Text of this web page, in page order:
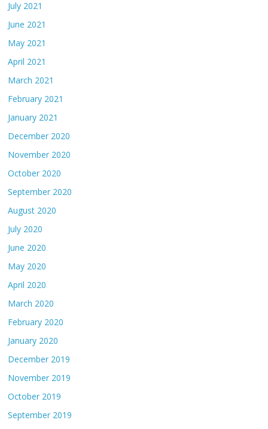
July 2021
June 2021
May 2021
April 2021
March 2021
February 2021
January 2021
December 2020
November 2020
October 2020
September 2020
August 2020
July 2020
June 2020
May 2020
April 2020
March 2020
February 2020
January 2020
December 2019
November 2019
October 2019
September 2019